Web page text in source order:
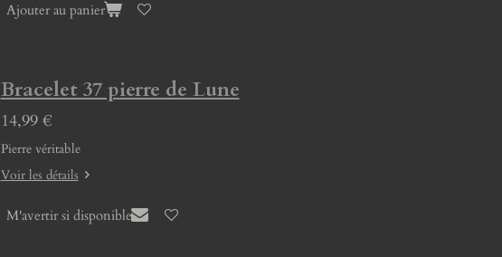
Ajouter au panier
Bracelet 37 pierre de Lune
14,99 €
Pierre véritable
Voir les détails
M'avertir si disponible